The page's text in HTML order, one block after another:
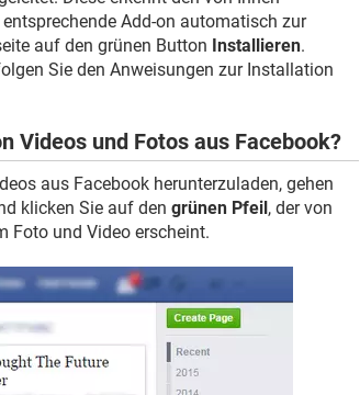
Add-on automatisch zur
auf den grünen Button Installieren.
Sie den Anweisungen zur Installation
Videos und Fotos aus Facebook?
aus Facebook herunterzuladen, gehen
klicken Sie auf den grünen Pfeil , der von
Foto und Video erscheint.